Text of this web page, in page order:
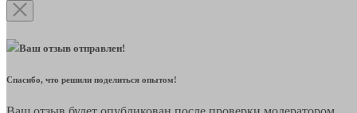
Ваш отзыв отправлен!
Спасибо, что решили поделиться опытом!